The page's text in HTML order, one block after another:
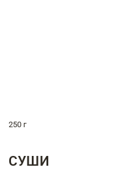
250 г
СУШИ